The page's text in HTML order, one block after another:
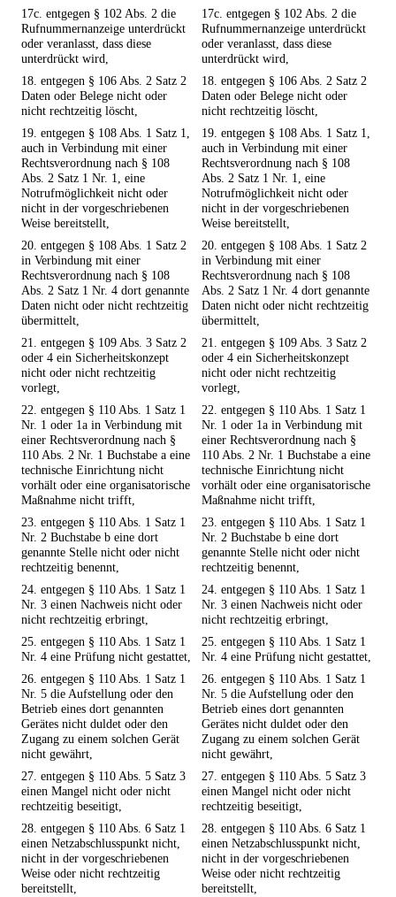
17c. entgegen § 102 Abs. 2 die
Rufnummernanzeige unterdrückt
oder veranlasst, dass diese
unterdrückt wird,
17c. entgegen § 102 Abs. 2 die
Rufnummernanzeige unterdrückt
oder veranlasst, dass diese
unterdrückt wird,
18. entgegen § 106 Abs. 2 Satz 2
Daten oder Belege nicht oder
nicht rechtzeitig löscht,
18. entgegen § 106 Abs. 2 Satz 2
Daten oder Belege nicht oder
nicht rechtzeitig löscht,
19. entgegen § 108 Abs. 1 Satz 1,
auch in Verbindung mit einer
Rechtsverordnung nach § 108
Abs. 2 Satz 1 Nr. 1, eine
Notrufmöglichkeit nicht oder
nicht in der vorgeschriebenen
Weise bereitstellt,
19. entgegen § 108 Abs. 1 Satz 1,
auch in Verbindung mit einer
Rechtsverordnung nach § 108
Abs. 2 Satz 1 Nr. 1, eine
Notrufmöglichkeit nicht oder
nicht in der vorgeschriebenen
Weise bereitstellt,
20. entgegen § 108 Abs. 1 Satz 2
in Verbindung mit einer
Rechtsverordnung nach § 108
Abs. 2 Satz 1 Nr. 4 dort genannte
Daten nicht oder nicht rechtzeitig
übermittelt,
20. entgegen § 108 Abs. 1 Satz 2
in Verbindung mit einer
Rechtsverordnung nach § 108
Abs. 2 Satz 1 Nr. 4 dort genannte
Daten nicht oder nicht rechtzeitig
übermittelt,
21. entgegen § 109 Abs. 3 Satz 2
oder 4 ein Sicherheitskonzept
nicht oder nicht rechtzeitig
vorlegt,
21. entgegen § 109 Abs. 3 Satz 2
oder 4 ein Sicherheitskonzept
nicht oder nicht rechtzeitig
vorlegt,
22. entgegen § 110 Abs. 1 Satz 1
Nr. 1 oder 1a in Verbindung mit
einer Rechtsverordnung nach §
110 Abs. 2 Nr. 1 Buchstabe a eine
technische Einrichtung nicht
vorhält oder eine organisatorische
Maßnahme nicht trifft,
22. entgegen § 110 Abs. 1 Satz 1
Nr. 1 oder 1a in Verbindung mit
einer Rechtsverordnung nach §
110 Abs. 2 Nr. 1 Buchstabe a eine
technische Einrichtung nicht
vorhält oder eine organisatorische
Maßnahme nicht trifft,
23. entgegen § 110 Abs. 1 Satz 1
Nr. 2 Buchstabe b eine dort
genannte Stelle nicht oder nicht
rechtzeitig benennt,
23. entgegen § 110 Abs. 1 Satz 1
Nr. 2 Buchstabe b eine dort
genannte Stelle nicht oder nicht
rechtzeitig benennt,
24. entgegen § 110 Abs. 1 Satz 1
Nr. 3 einen Nachweis nicht oder
nicht rechtzeitig erbringt,
24. entgegen § 110 Abs. 1 Satz 1
Nr. 3 einen Nachweis nicht oder
nicht rechtzeitig erbringt,
25. entgegen § 110 Abs. 1 Satz 1
Nr. 4 eine Prüfung nicht gestattet,
25. entgegen § 110 Abs. 1 Satz 1
Nr. 4 eine Prüfung nicht gestattet,
26. entgegen § 110 Abs. 1 Satz 1
Nr. 5 die Aufstellung oder den
Betrieb eines dort genannten
Gerätes nicht duldet oder den
Zugang zu einem solchen Gerät
nicht gewährt,
26. entgegen § 110 Abs. 1 Satz 1
Nr. 5 die Aufstellung oder den
Betrieb eines dort genannten
Gerätes nicht duldet oder den
Zugang zu einem solchen Gerät
nicht gewährt,
27. entgegen § 110 Abs. 5 Satz 3
einen Mangel nicht oder nicht
rechtzeitig beseitigt,
27. entgegen § 110 Abs. 5 Satz 3
einen Mangel nicht oder nicht
rechtzeitig beseitigt,
28. entgegen § 110 Abs. 6 Satz 1
einen Netzabschlusspunkt nicht,
nicht in der vorgeschriebenen
Weise oder nicht rechtzeitig
bereitstellt,
28. entgegen § 110 Abs. 6 Satz 1
einen Netzabschlusspunkt nicht,
nicht in der vorgeschriebenen
Weise oder nicht rechtzeitig
bereitstellt,